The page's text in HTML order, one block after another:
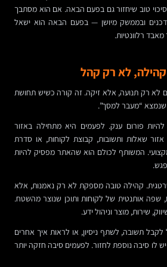
20 שניות, יש סיכוי טוב שיחזור גם בפעם הבאה. אם הוא מסתבך
ובממשק מיושן — בפעם הבאה הוא ישאל
רלוונטיות.
לא רק קהל
לא רק תנועה, אלא זיקה. זה קורה כשיש תחושת
שנמצא “מעבר למסך”.
להיות פורום ענק. לפעמים היא מתחילה באזור
אזור שאלות ותשובות, קבוצת לקוחות, או סדרת
המשותף לכולם הוא שהאתר מפסיק להיות
קהילה טובה מספקת לא רק נאמנות, אלא
שפה אותנטית של לקוחות ותוכן שנוצר מהשטח.
שירות, מוצר וניהול ידע.
תשובה, לשתף ניסיון, או לראות איך אחרים
לו סיבה נוספת לחזור. לפעמים סיבה חזקה יותר